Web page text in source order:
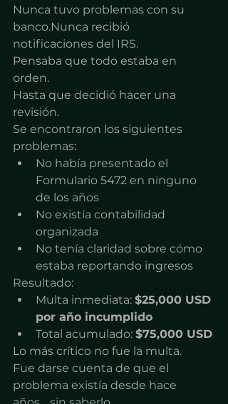
Nunca tuvo problemas con su
banco.Nunca recibió
notificaciones del IRS.
Pensaba que todo estaba en
orden.
Hasta que decidió hacer una
revisión.
Se encontraron los siguientes
problemas:
No había presentado el
Formulario 5472 en ninguno
de los años
No existía contabilidad
organizada
No tenía claridad sobre cómo
estaba reportando ingresos
Resultado:
Multa inmediata: $25,000 USD
por año incumplido
Total acumulado: $75,000 USD
Lo más crítico no fue la multa.
Fue darse cuenta de que el
problema existía desde hace